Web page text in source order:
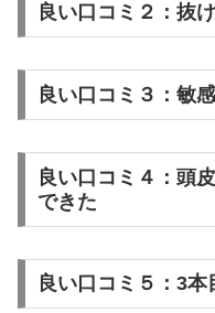
良い口コミ２：抜
良い口コミ３：敏
良い口コミ４：頭
できた
良い口コミ５：3